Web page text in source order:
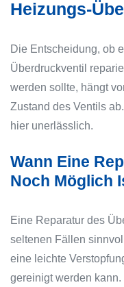
Heizungs-
Die Entscheidung, ob
Überdruckventil
werden sollte, hängt
Zustand des Ventils
hier unerlässlich.
Wann Eine
Noch Möglich
Eine Reparatur des
seltenen Fällen
eine leichte
gereinigt werden